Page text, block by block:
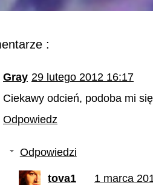
:
Gray 29 lutego 2012 16:17
Ciekawy odcień, podoba mi
Odpowiedz
Odpowiedzi
tova1
1 marca